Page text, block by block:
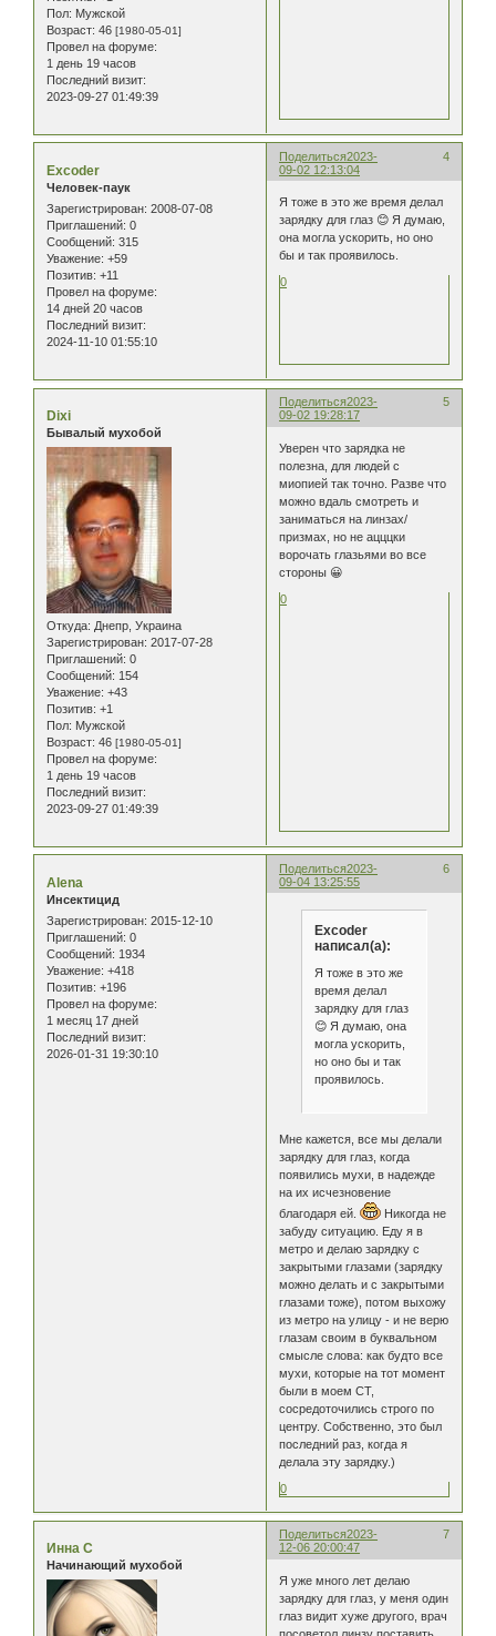
Пол: Мужской
Возраст: 46 [1980-05-01]
Провел на форуме:
1 день 19 часов
Последний визит:
2023-09-27 01:49:39
Поделиться 4
2023-
09-02 12:13:04
Excoder
Человек-паук
Зарегистрирован: 2008-07-08
Приглашений: 0
Сообщений: 315
Уважение: +59
Позитив: +11
Провел на форуме:
14 дней 20 часов
Последний визит:
2024-11-10 01:55:10
Я тоже в это же время делал
зарядку для глаз 😊 Я думаю,
она могла ускорить, но оно
бы и так проявилось.
0
Поделиться 5
2023-
09-02 19:28:17
Dixi
Бывалый мухобой
Откуда: Днепр, Украина
Зарегистрирован: 2017-07-28
Приглашений: 0
Сообщений: 154
Уважение: +43
Позитив: +1
Пол: Мужской
Возраст: 46 [1980-05-01]
Провел на форуме:
1 день 19 часов
Последний визит:
2023-09-27 01:49:39
Уверен что зарядка не
полезна, для людей с
миопией так точно. Разве что
можно вдаль смотреть и
заниматься на линзах/
призмах, но не ацццки
ворочать глазьями во все
стороны 😀
0
Поделиться 6
2023-
09-04 13:25:55
Alena
Инсектицид
Зарегистрирован: 2015-12-10
Приглашений: 0
Сообщений: 1934
Уважение: +418
Позитив: +196
Провел на форуме:
1 месяц 17 дней
Последний визит:
2026-01-31 19:30:10
Excoder
написал(а):
Я тоже в это же
время делал
зарядку для глаз
😊 Я думаю, она
могла ускорить,
но оно бы и так
проявилось.
Мне кажется, все мы делали
зарядку для глаз, когда
появились мухи, в надежде
на их исчезновение
благодаря ей.
Никогда не
забуду ситуацию. Еду я в
метро и делаю зарядку с
закрытыми глазами (зарядку
можно делать и с закрытыми
глазами тоже), потом выхожу
из метро на улицу - и не верю
глазам своим в буквальном
смысле слова: как будто все
мухи, которые на тот момент
были в моем СТ,
сосредоточились строго по
центру. Собственно, это был
последний раз, когда я
делала эту зарядку.)
0
Поделиться 7
2023-
12-06 20:00:47
Инна C
Начинающий мухобой
Я уже много лет делаю
зарядку для глаз, у меня один
глаз видит хуже другого, врач